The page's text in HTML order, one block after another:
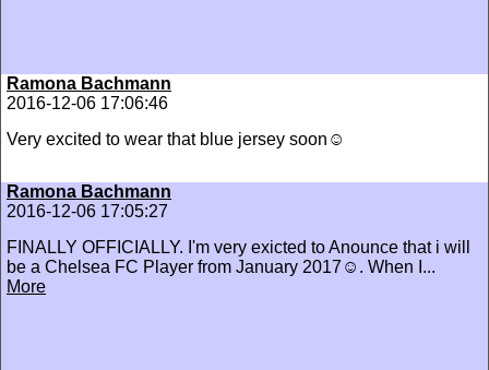
Ramona Bachmann
2016-12-06 17:06:46
Very excited to wear that blue jersey soon☺️
Ramona Bachmann
2016-12-06 17:05:27
FINALLY OFFICIALLY. I'm very exicted to Anounce that i will
be a Chelsea FC Player from January 2017☺️. When I...
More